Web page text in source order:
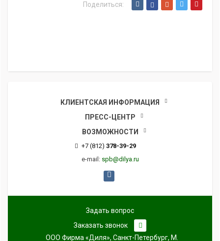
Поделиться:
КЛИЕНТСКАЯ ИНФОРМАЦИЯ
ПРЕСС-ЦЕНТР
ВОЗМОЖНОСТИ
+7 (812) 378-39-29
e-mail: spb@dilya.ru
Задать вопрос
Заказать звонок
ООО Фирма «Диля», Санкт-Петербург, М.